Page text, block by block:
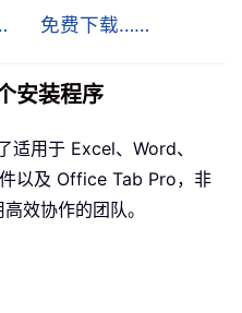
免费下载……
安装程序
适用于 Excel、Word、
以及 Office Tab Pro，非
效协作的团队。